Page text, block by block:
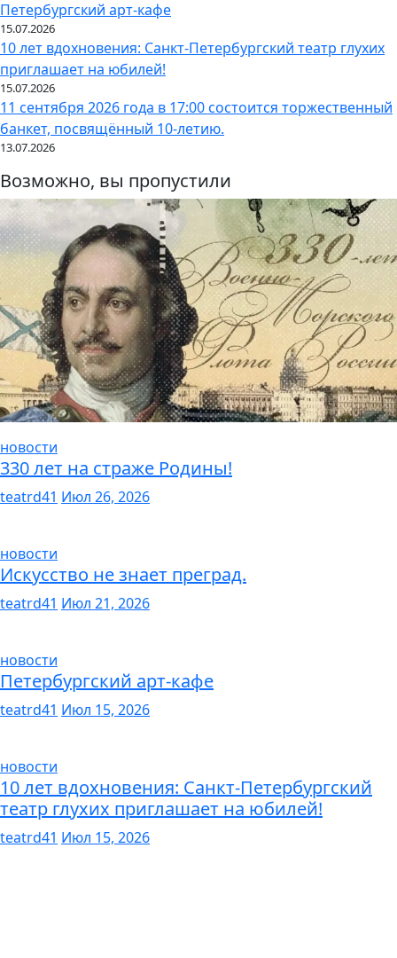
Петербургский арт-кафе
15.07.2026
10 лет вдохновения: Санкт-Петербургский театр глухих
приглашает на юбилей!
15.07.2026
11 сентября 2026 года в 17:00 состоится торжественный
банкет, посвящённый 10-летию.
13.07.2026
Возможно, вы пропустили
новости
330 лет на страже Родины!
teatrd41 Июл 26, 2026
новости
Искусство не знает преград.
teatrd41 Июл 21, 2026
новости
Петербургский арт-кафе
teatrd41 Июл 15, 2026
новости
10 лет вдохновения: Санкт-Петербургский
театр глухих приглашает на юбилей!
teatrd41 Июл 15, 2026